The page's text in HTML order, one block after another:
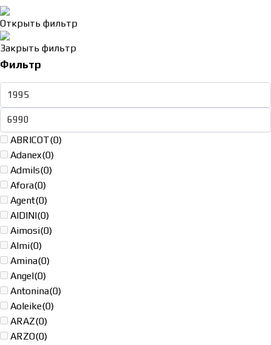
Открыть фильтр
Закрыть фильтр
Фильтр
ABRICOT(0)
Adanex(0)
Admils(0)
Afora(0)
Agent(0)
AIDINI(0)
Aimosi(0)
Almi(0)
Amina(0)
Angel(0)
Antonina(0)
Aoleike(0)
ARAZ(0)
ARZO(0)